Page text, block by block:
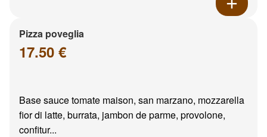
Pizza poveglia
17.50 €
Base sauce tomate maison, san marzano, mozzarella
fior di latte, burrata, jambon de parme, provolone,
confitur...